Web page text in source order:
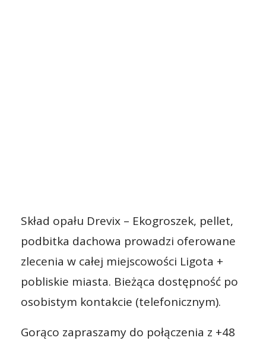
Skład opału Drevix – Ekogroszek, pellet,
podbitka dachowa prowadzi oferowane
zlecenia w całej miejscowości Ligota +
pobliskie miasta. Bieżąca dostępność po
osobistym kontakcie (telefonicznym).
Gorąco zapraszamy do połączenia z +48